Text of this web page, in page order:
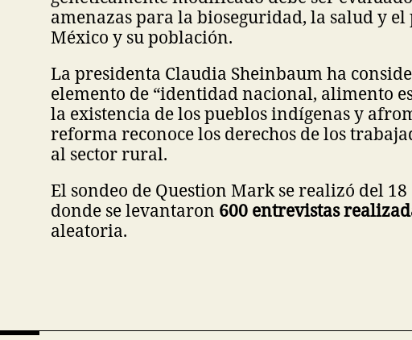
amenazas para la bioseguridad, la salud y
México y su población.
La presidenta Claudia Sheinbaum ha
elemento de “identidad nacional, alimento
la existencia de los pueblos indígenas y
reforma reconoce los derechos de los
al sector rural.
El sondeo de Question Mark se realizó del
donde se levantaron 600 entrevistas
aleatoria.